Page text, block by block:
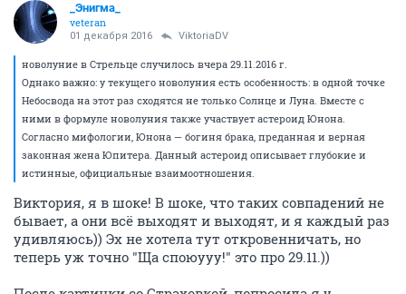
_Энигма_
veteran
01 декабря 2016 ViktoriaDV
новолуние в Стрельце случилось вчера 29.11.2016 г.
Однако важно: у текущего новолуния есть особенность: в одной точке
Небосвода на этот раз сходятся не только Солнце и Луна. Вместе с
ними в формуле новолуния также участвует астероид Юнона.
Согласно мифологии, Юнона — богиня брака, преданная и верная
законная жена Юпитера. Данный астероид описывает глубокие и
истинные, официальные взаимоотношения.
Виктория, я в шоке! В шоке, что таких совпадений не
бывает, а они всё выходят и выходят, и я каждый раз
удивляюсь)) Эх не хотела тут откровенничать, но
теперь уж точно "Ща споюууу!" это про 29.11.))